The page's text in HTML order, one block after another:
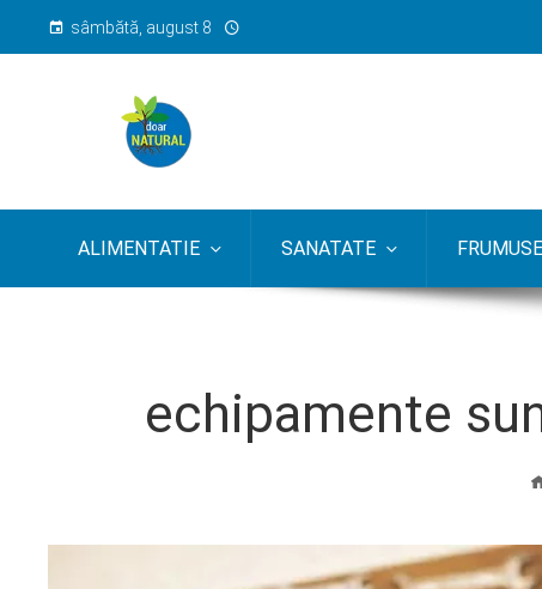
sâmbătă, august 8
ALIMENTATIE SANATATE
echipamente